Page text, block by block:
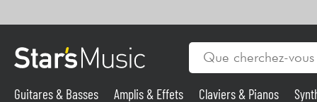
Guitares & Basses Amplis & Effets Claviers & Pianos